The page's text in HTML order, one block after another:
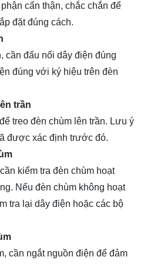
cẩn thận, chắc chắn để
đặt đúng cách.
cần đấu nối dây điện đúng
đúng với ký hiệu trên đèn
trần
treo đèn chùm lên trần. Lưu ý
được xác định trước đó.
kiểm tra đèn chùm hoạt
Nếu đèn chùm không hoạt
tra lại dây điện hoặc các bộ
cần ngắt nguồn điện để đảm